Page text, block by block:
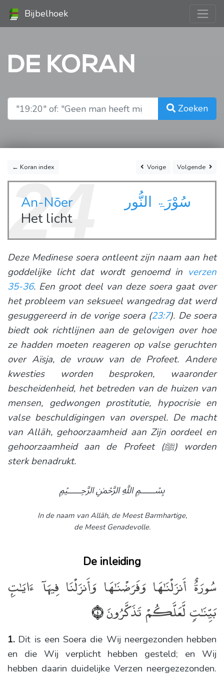
Bijbelhoek
DE KORAN
Zoeken
← Koran index Vorige Volgende
24
An-Nōer
Het licht
سُوْرَۃ النُّور
Deze Medinese soera ontleent zijn naam aan het
goddelijke licht dat wordt genoemd in verzen
35-36. Een groot deel van deze soera gaat over
het probleem van seksueel wangedrag dat werd
gesuggereerd in de vorige soera (23:7). De soera
biedt ook richtlijnen aan de gelovigen over hoe
ze hadden moeten reageren op valse geruchten
over Aïsja, de vrouw van de Profeet. Andere
kwesties worden besproken, waaronder
bescheidenheid, het betreden van de huizen van
mensen, gedwongen prostitutie, hypocrisie en
valse beschuldigingen van overspel. De macht
van Allāh, gehoorzaamheid aan Zijn oordeel en
gehoorzaamheid aan de Profeet (ﷺ) worden
sterk benadrukt.
In de naam van Allāh, de Meest Barmhartige,
de Meest Genadevolle.
﷽
De inleiding
1. Dit is een Soera die Wij neergezonden hebben
en die Wij verplicht hebben gesteld; en Wij
hebben daarin duidelijke Verzen neergezezonden.
سُورَةٌ أَنزَلْنَـٰهَا وَفَرَضْنَـٰهَا وَأَنزَلْنَا فِيهَآ ءَايَـٰتٍۭ
بَيِّنَـٰتٍۢ لَّعَلَّكُمْ تَذَكَّرُونَ﴿١﴾